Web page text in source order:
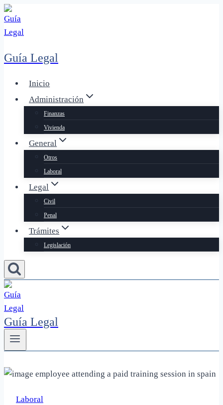
Saltar
al
contenido
Guía Legal
Inicio
Administración
Finanzas
Vivienda
General
Otros
Laboral
Legal
Civil
Penal
Trámites
Legislación
Guía Legal
Laboral